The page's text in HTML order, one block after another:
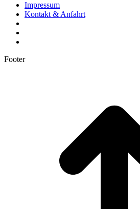
Impressum
Kontakt & Anfahrt
Footer